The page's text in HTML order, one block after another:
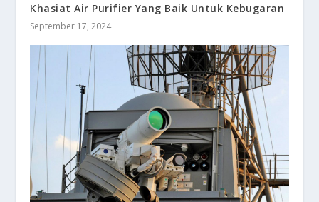
Khasiat Air Purifier Yang Baik Untuk Kebugaran
September 17, 2024